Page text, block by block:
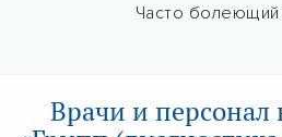
Часто
Врачи и персонал